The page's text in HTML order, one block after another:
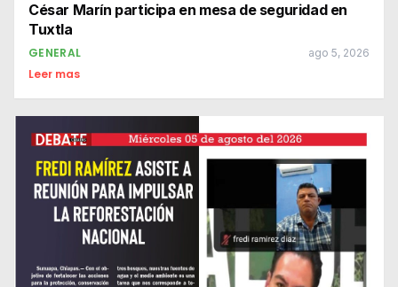
César Marín participa en mesa de seguridad en
Tuxtla
GENERAL ago 5, 2026
Leer mas